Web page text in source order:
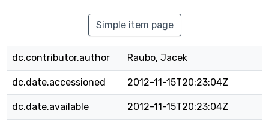
Simple item page
dc.contributor.author Raubo, Jacek
dc.date.accessioned 2012-11-15T20:23:04Z
dc.date.available 2012-11-15T20:23:04Z